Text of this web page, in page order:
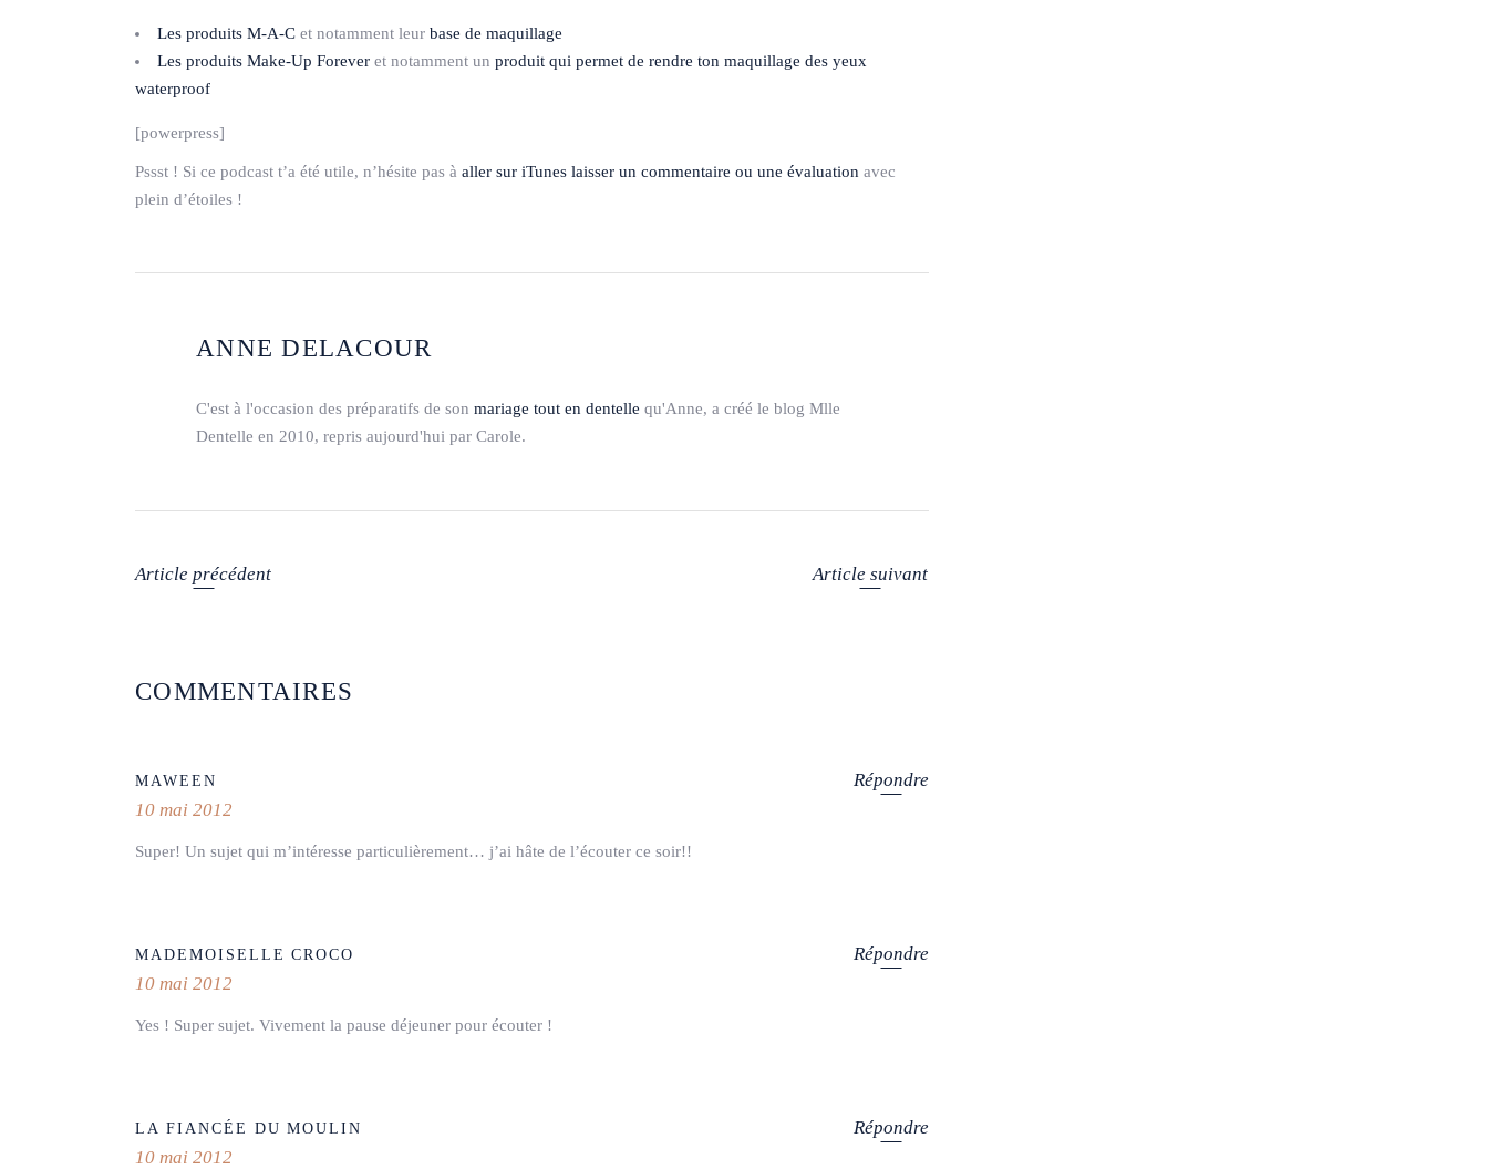
Les produits M-A-C et notamment leur base de maquillage
Les produits Make-Up Forever et notamment un produit qui permet de rendre ton maquillage des yeux
waterproof
[powerpress]
Pssst ! Si ce podcast t’a été utile, n’hésite pas à aller sur iTunes laisser un commentaire ou une évaluation avec
plein d’étoiles !
ANNE DELACOUR
C'est à l'occasion des préparatifs de son mariage tout en dentelle qu'Anne, a créé le blog Mlle
Dentelle en 2010, repris aujourd'hui par Carole.
Article précédent Article suivant
COMMENTAIRES
MAWEEN
Répondre
10 mai 2012
Super! Un sujet qui m’intéresse particulièrement… j’ai hâte de l’écouter ce soir!!
MADEMOISELLE CROCO
Répondre
10 mai 2012
Yes ! Super sujet. Vivement la pause déjeuner pour écouter !
LA FIANCÉE DU MOULIN
Répondre
10 mai 2012